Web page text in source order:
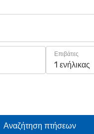
Επιβάτες
1 ενήλικας
Αναζήτηση πτήσεων